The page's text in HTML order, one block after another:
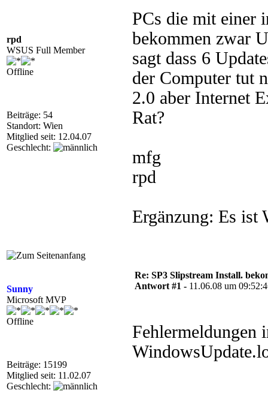
rpd
WSUS Full Member
Offline
Beiträge: 54
Standort: Wien
Mitglied seit: 12.04.07
Geschlecht:
PCs die mit einer
bekommen zwar
sagt dass 6
der Computer tut
2.0 aber Internet
Rat?
mfg
rpd
Ergänzung: Es ist
Sunny
Microsoft MVP
Offline
Beiträge: 15199
Mitglied seit: 11.02.07
Geschlecht:
Re: SP3 Slipstream Install.
Antwort #1 - 11.06.08 um
Fehlermeldungen